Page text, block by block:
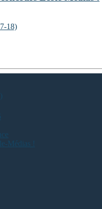
18)
Médias !